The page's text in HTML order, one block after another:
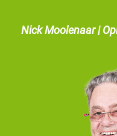
Nick Moolenaar |